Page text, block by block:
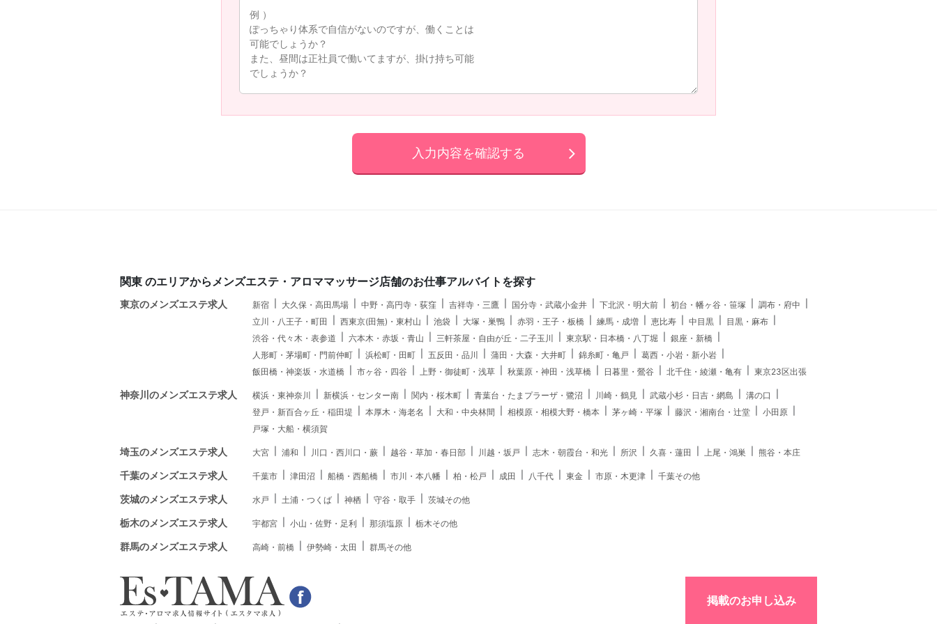
入力内容を確認する
関東 のエリアからメンズエステ・アロママッサージ店舗のお仕事アルバイトを探す
東京のメンズエステ求人 新宿 大久保・高田馬場 中野・高円寺・荻窪 吉祥寺・三鷹 国分寺・武蔵小金井 下北沢・明大前 初台・幡ヶ谷・笹塚
調布・府中
立川・八王子・町田
西東京(田無)・東村山 池袋 大塚・巣鴨 赤羽・王子・板橋 練馬・成増 恵比寿 中目黒
目黒・麻布
渋谷・代々木・表参道
六本木・赤坂・青山 三軒茶屋・自由が丘・二子玉川 東京駅・日本橋・八丁堀
銀座・新橋
人形町・茅場町・門前仲町
浜松町・田町 五反田・品川 蒲田・大森・大井町 錦糸町・亀戸
葛西・小岩・新小岩
飯田橋・神楽坂・水道橋
市ヶ谷・四谷 上野・御徒町・浅草 秋葉原・神田・浅草橋 日暮里・鶯谷 北千住・綾瀬・亀有 東京23区出張
神奈川のメンズエステ求人 横浜・東神奈川 新横浜・センター南 関内・桜木町 青葉台・たまプラーザ・鷺沼 川崎・鶴見 武蔵小杉・日吉・網島
溝の口
登戸・新百合ヶ丘・稲田堤
本厚木・海老名 大和・中央林間 相模原・相模大野・橋本 茅ヶ崎・平塚 藤沢・湘南台・辻堂
小田原
戸塚・大船・横須賀
埼玉のメンズエステ求人 大宮 浦和 川口・西川口・蕨 越谷・草加・春日部 川越・坂戸 志木・朝霞台・和光 所沢 久喜・蓮田 上尾・鴻巣 熊谷・本庄
千葉のメンズエステ求人 千葉市 津田沼 船橋・西船橋 市川・本八幡 柏・松戸 成田 八千代 東金 市原・木更津 千葉その他
茨城のメンズエステ求人 水戸 土浦・つくば 神栖 守谷・取手 茨城その他
栃木のメンズエステ求人 宇都宮 小山・佐野・足利 那須塩原 栃木その他
群馬のメンズエステ求人 高崎・前橋 伊勢崎・太田 群馬その他
掲載のお申し込み